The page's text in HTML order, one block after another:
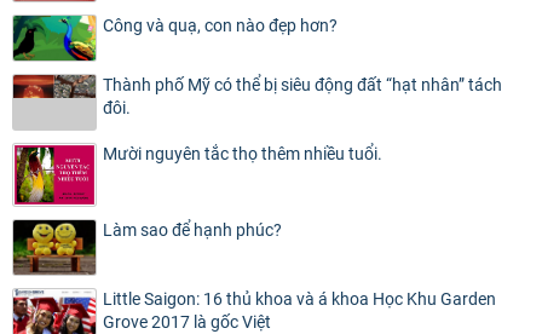
Công và quạ, con nào đẹp hơn?
Thành phố Mỹ có thể bị siêu động đất “hạt nhân” tách
đôi.
Mười nguyên tắc thọ thêm nhiều tuổi.
Làm sao để hạnh phúc?
Little Saigon: 16 thủ khoa và á khoa Học Khu Garden
Grove 2017 là gốc Việt